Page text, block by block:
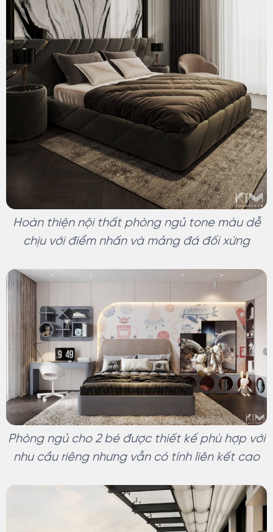
Hoàn thiện nội thất phòng ngủ tone màu dễ
chịu với điểm nhấn và mảng đá đối xứng
Phòng ngủ cho 2 bé được thiết kế phù hợp với
nhu cầu riêng nhưng vẫn có tính liên kết cao